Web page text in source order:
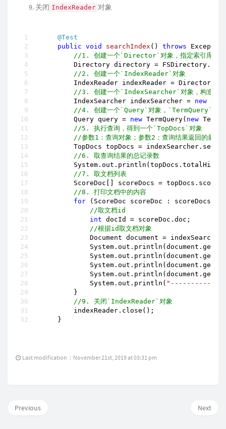
关闭 IndexReader 对象
@Test
public void searchIndex () throws
//1. 创建一个`Director`对象，指定索引库的
Directory directory =
//2. 创建一个`IndexReader`对象
IndexReader indexReader =
//3. 创建一个`IndexSearcher`对象，构造方
        IndexSearcher indexSearcher =
new
//4. 创建一个`Query`对象，`TermQuery`
        Query query =
new TermQuery( new Term(
//5. 执行查询，得到一个`TopDocs`对象
//参数1：查询对象；参数2：查询结果返回的最大
TopDocs topDocs =
//6. 取查询结果的总记录数
//7. 取文档列表
ScoreDoc[] scoreDocs =
//8. 打印文档中的内容
for (ScoreDoc scoreDoc : scoreDocs) {
//取文档id
int docId = scoreDoc.doc;
//根据id取文档对象
Document document =
            System.out.println(document.get(
            System.out.println(document.get(
            System.out.println(document.get(
            System.out.println(document.get(
            System.out.println(
        }
//9. 关闭`IndexReader`对象
        indexReader.close();
    }
Last modification：November 21st, 2019 at 03:31 pm
Next
Previous